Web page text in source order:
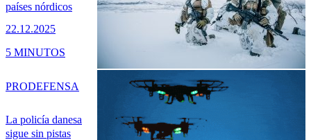
países nórdicos
22.12.2025
5 MINUTOS
La policía danesa
sigue sin pistas
PRODEFENSA